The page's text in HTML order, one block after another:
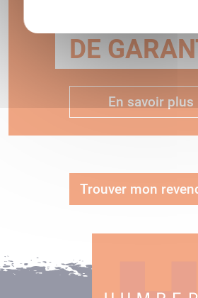
DE
En savoir plus
Trouver mon